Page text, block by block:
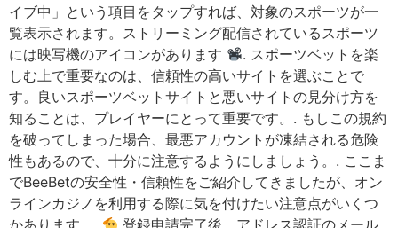
イブ中」という項目をタップすれば、対象のスポーツが一
覧表示されます。ストリーミング配信されているスポーツ
には映写機のアイコンがあります
. スポーツベットを楽
しむ上で重要なのは、信頼性の高いサイトを選ぶことで
す。良いスポーツベットサイトと悪いサイトの見分け方を
知ることは、プレイヤーにとって重要です。. もしこの規約
を破ってしまった場合、最悪アカウントが凍結される危険
性もあるので、十分に注意するようにしましょう。. ここま
でBeeBetの安全性・信頼性をご紹介してきましたが、オン
ラインカジノを利用する際に気を付けたい注意点がいくつ
かあります。.
登録申請完了後、アドレス認証のメール